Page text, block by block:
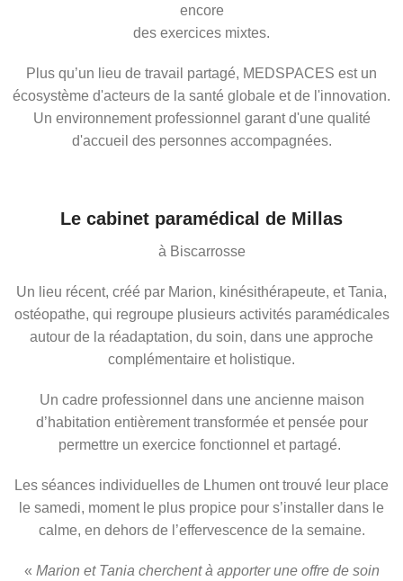
encore
des exercices mixtes.
Plus qu’un lieu de travail partagé, MEDSPACES est un
écosystème d'acteurs de la santé globale et de l'innovation.
Un environnement professionnel garant d'une qualité
d'accueil des personnes accompagnées.
Le cabinet paramédical de Millas
à Biscarrosse
Un lieu récent, créé par Marion, kinésithérapeute, et Tania,
ostéopathe, qui regroupe plusieurs activités paramédicales
autour de la réadaptation, du soin, dans une approche
complémentaire et holistique.
Un cadre professionnel dans une ancienne maison
d’habitation entièrement transformée et pensée pour
permettre un exercice fonctionnel et partagé.
Les séances individuelles de Lhumen ont trouvé leur place
le samedi, moment le plus propice pour s’installer dans le
calme, en dehors de l’effervescence de la semaine.
« Marion et Tania cherchent à apporter une offre de soin